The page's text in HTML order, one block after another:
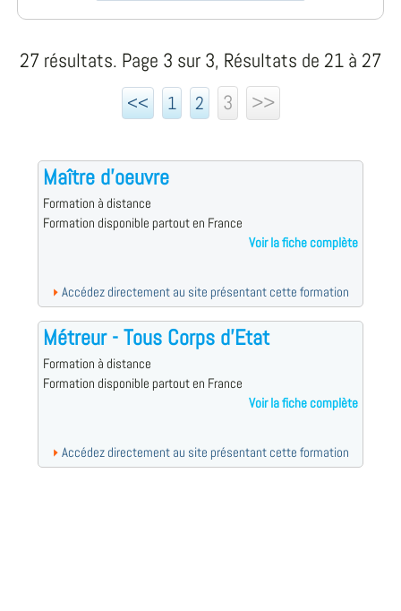
27 résultats. Page 3 sur 3, Résultats de 21 à 27
<< 1 2 3 >>
Maître d'oeuvre
Formation à distance
Formation disponible partout en France
Voir la fiche complète
Accédez directement au site présentant cette formation
Métreur - Tous Corps d'Etat
Formation à distance
Formation disponible partout en France
Voir la fiche complète
Accédez directement au site présentant cette formation